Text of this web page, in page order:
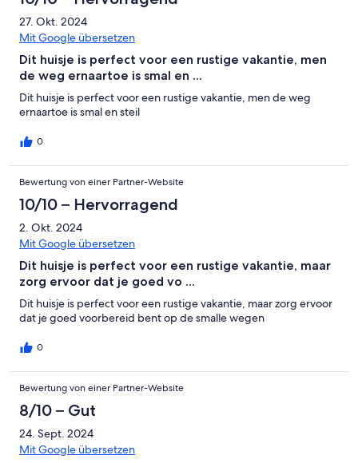
27. Okt. 2024
Mit Google übersetzen
Dit huisje is perfect voor een rustige vakantie, men
de weg ernaartoe is smal en ...
Dit huisje is perfect voor een rustige vakantie, men de weg
ernaartoe is smal en steil
0
Bewertung von einer Partner-Website
10/10 – Hervorragend
2. Okt. 2024
Mit Google übersetzen
Dit huisje is perfect voor een rustige vakantie, maar
zorg ervoor dat je goed vo ...
Dit huisje is perfect voor een rustige vakantie, maar zorg ervoor
dat je goed voorbereid bent op de smalle wegen
0
Bewertung von einer Partner-Website
8/10 – Gut
24. Sept. 2024
Mit Google übersetzen